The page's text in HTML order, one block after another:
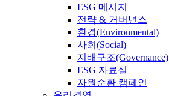
ESG 메시지
전략 & 거버넌스
환경(Environmental)
사회(Social)
지배구조(Governance)
ESG 자료실
자원순환 캠페인